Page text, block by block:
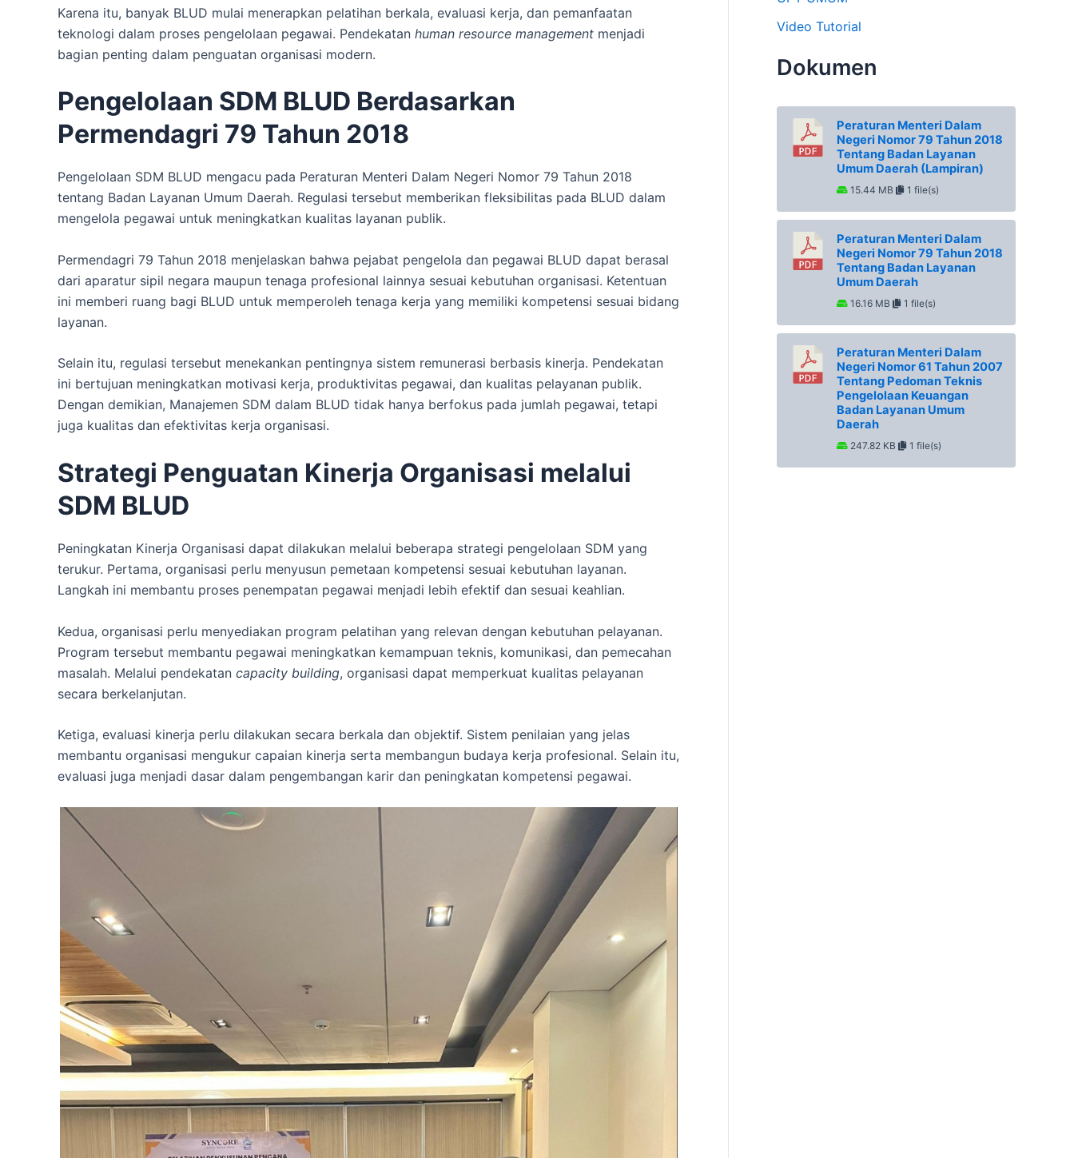
Karena itu, banyak BLUD mulai menerapkan pelatihan berkala, evaluasi kerja, dan pemanfaatan
teknologi dalam proses pengelolaan pegawai. Pendekatan human resource management menjadi
bagian penting dalam penguatan organisasi modern.
Pengelolaan SDM BLUD Berdasarkan
Permendagri 79 Tahun 2018
Pengelolaan SDM BLUD mengacu pada Peraturan Menteri Dalam Negeri Nomor 79 Tahun 2018
tentang Badan Layanan Umum Daerah. Regulasi tersebut memberikan fleksibilitas pada BLUD dalam
mengelola pegawai untuk meningkatkan kualitas layanan publik.
Permendagri 79 Tahun 2018 menjelaskan bahwa pejabat pengelola dan pegawai BLUD dapat berasal
dari aparatur sipil negara maupun tenaga profesional lainnya sesuai kebutuhan organisasi. Ketentuan
ini memberi ruang bagi BLUD untuk memperoleh tenaga kerja yang memiliki kompetensi sesuai bidang
layanan.
Selain itu, regulasi tersebut menekankan pentingnya sistem remunerasi berbasis kinerja. Pendekatan
ini bertujuan meningkatkan motivasi kerja, produktivitas pegawai, dan kualitas pelayanan publik.
Dengan demikian, Manajemen SDM dalam BLUD tidak hanya berfokus pada jumlah pegawai, tetapi
juga kualitas dan efektivitas kerja organisasi.
Strategi Penguatan Kinerja Organisasi melalui
SDM BLUD
Peningkatan Kinerja Organisasi dapat dilakukan melalui beberapa strategi pengelolaan SDM yang
terukur. Pertama, organisasi perlu menyusun pemetaan kompetensi sesuai kebutuhan layanan.
Langkah ini membantu proses penempatan pegawai menjadi lebih efektif dan sesuai keahlian.
Kedua, organisasi perlu menyediakan program pelatihan yang relevan dengan kebutuhan pelayanan.
Program tersebut membantu pegawai meningkatkan kemampuan teknis, komunikasi, dan pemecahan
masalah. Melalui pendekatan capacity building, organisasi dapat memperkuat kualitas pelayanan
secara berkelanjutan.
Ketiga, evaluasi kinerja perlu dilakukan secara berkala dan objektif. Sistem penilaian yang jelas
membantu organisasi mengukur capaian kinerja serta membangun budaya kerja profesional. Selain itu,
evaluasi juga menjadi dasar dalam pengembangan karir dan peningkatan kompetensi pegawai.
Video Tutorial
Dokumen
Peraturan Menteri Dalam
Negeri Nomor 79 Tahun 2018
Tentang Badan Layanan
Umum Daerah (Lampiran)
15.44 MB 1 file(s)
Peraturan Menteri Dalam
Negeri Nomor 79 Tahun 2018
Tentang Badan Layanan
Umum Daerah
16.16 MB 1 file(s)
Peraturan Menteri Dalam
Negeri Nomor 61 Tahun 2007
Tentang Pedoman Teknis
Pengelolaan Keuangan
Badan Layanan Umum
Daerah
247.82 KB 1 file(s)